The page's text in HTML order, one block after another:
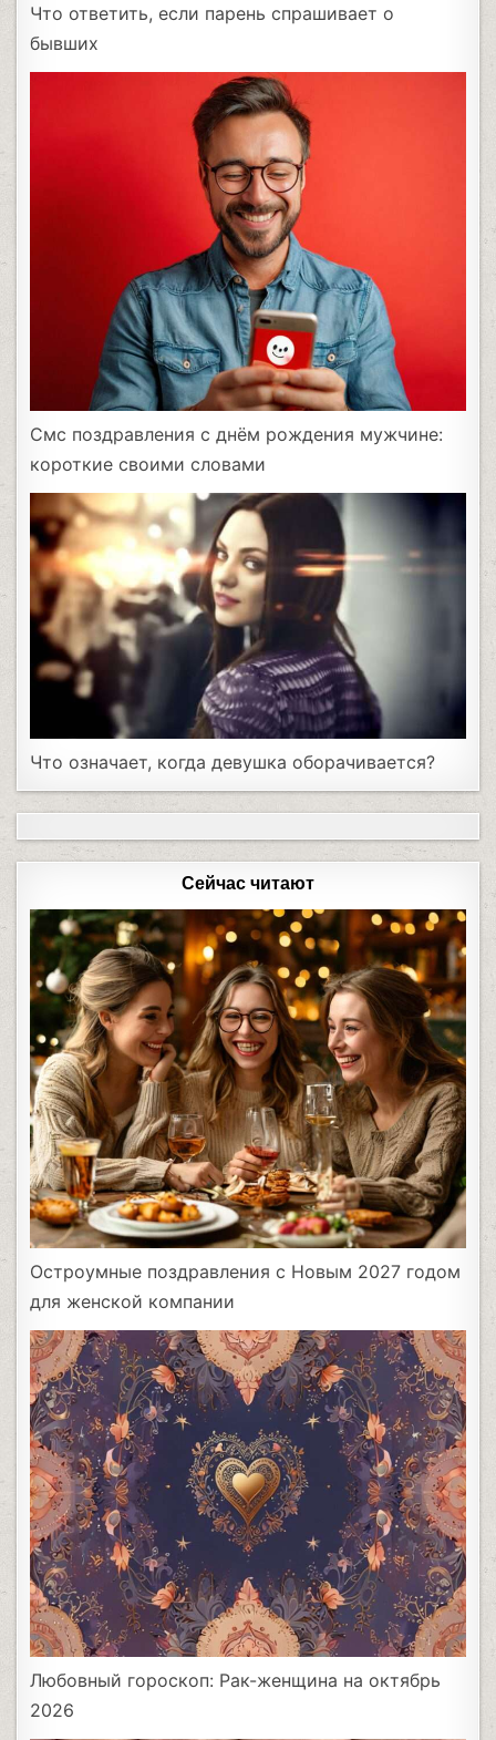
Что ответить, если парень спрашивает о
бывших
Смс поздравления с днём рождения мужчине:
короткие своими словами
Что означает, когда девушка оборачивается?
Сейчас читают
Остроумные поздравления с Новым 2027 годом
для женской компании
Любовный гороскоп: Рак-женщина на октябрь
2026